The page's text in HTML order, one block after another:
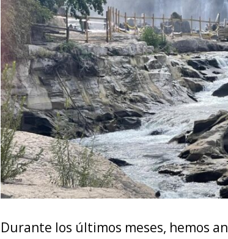
Durante los últimos meses, hemos